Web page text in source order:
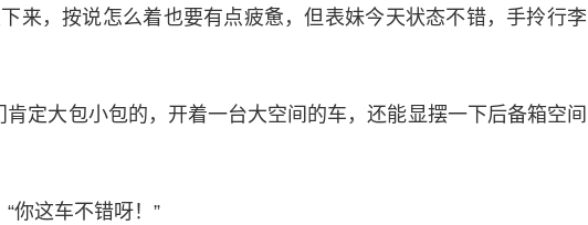
来，按说怎么着也要有点疲惫，但表妹今天状态不错，手拎行李
定大包小包的，开着一台大空间的车，还能显摆一下后备箱空间
你这车不错呀！”